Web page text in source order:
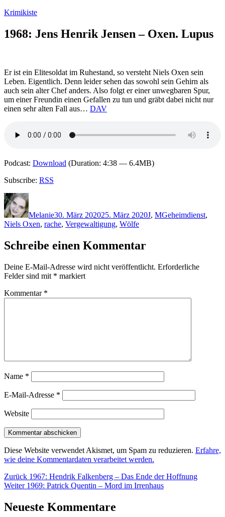
Zum
springen
Krimikiste
1968: Jens Henrik Jensen – Oxen. Lupus
Er ist ein Elitesoldat im Ruhestand, so versteht Niels Oxen sein
Leben. Eigentlich. Denn leider sehen das sowohl sein Gehirn als
auch sein alter Chef anders. Also folgt er einer unwegbaren Spur,
um einer Freundin einen Gefallen zu tun und gräbt dabei nicht nur
einen sehr alten Fall aus… DAV
Podcast: Download (Duration: 4:38 — 6.4MB)
Subscribe: RSS
Autor
Melanie30. März 202025. März 2020J, MGeheimdienst,
Niels Oxen, rache, Vergewaltigung, Wölfe
Schreibe einen Kommentar
Deine E-Mail-Adresse wird nicht veröffentlicht. Erforderliche
Felder sind mit * markiert
Kommentar *
Name *
E-Mail-Adresse *
Website
Diese Website verwendet Akismet, um Spam zu reduzieren. Erfahre,
wie deine Kommentardaten verarbeitet werden.
Beitragsnavigation
Zurück Vorheriger
Beitrag:
1967: Hendrik Falkenberg – Das Ende der Hoffnung
Weiter Nächster
1969: Patrick Quentin – Mord im Irrenhaus
Neueste Kommentare